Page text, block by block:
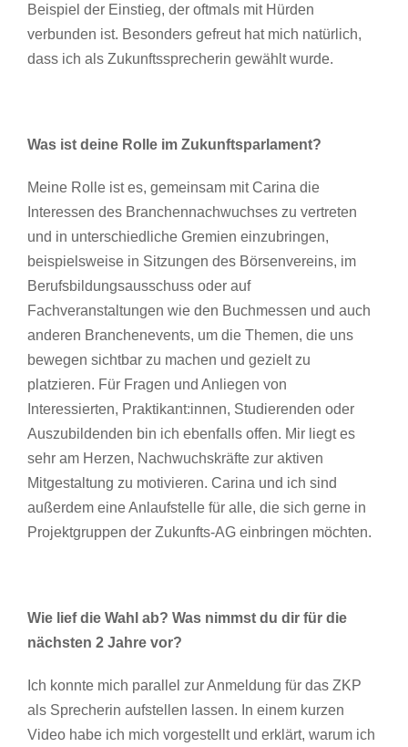
Beispiel der Einstieg, der oftmals mit Hürden
verbunden ist. Besonders gefreut hat mich natürlich,
dass ich als Zukunftssprecherin gewählt wurde.
Was ist deine Rolle im Zukunftsparlament?
Meine Rolle ist es, gemeinsam mit Carina die
Interessen des Branchennachwuchses zu vertreten
und in unterschiedliche Gremien einzubringen,
beispielsweise in Sitzungen des Börsenvereins, im
Berufsbildungsausschuss oder auf
Fachveranstaltungen wie den Buchmessen und auch
anderen Branchenevents, um die Themen, die uns
bewegen sichtbar zu machen und gezielt zu
platzieren. Für Fragen und Anliegen von
Interessierten, Praktikant:innen, Studierenden oder
Auszubildenden bin ich ebenfalls offen. Mir liegt es
sehr am Herzen, Nachwuchskräfte zur aktiven
Mitgestaltung zu motivieren. Carina und ich sind
außerdem eine Anlaufstelle für alle, die sich gerne in
Projektgruppen der Zukunfts-AG einbringen möchten.
Wie lief die Wahl ab? Was nimmst du dir für die
nächsten 2 Jahre vor?
Ich konnte mich parallel zur Anmeldung für das ZKP
als Sprecherin aufstellen lassen. In einem kurzen
Video habe ich mich vorgestellt und erklärt, warum ich